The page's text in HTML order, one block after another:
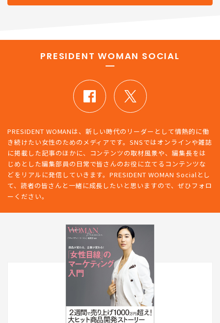
PRESIDENT WOMAN SOCIAL
PRESIDENT WOMANは、新しい時代のリーダーとして情熱的に働
き続けたい女性のためのメディアです。SNSではオンラインや雑誌
に掲載した記事のほかに、コンテンツの取材風景や、編集長をは
じめとした編集部員の日常で皆さんのお役に立てるコンテンツな
どをリアルに発信していきます。PRESIDENT WOMAN Socialとし
て、読者の皆さんと一緒に成長したいと思いますので、ぜひフォロ
ーください。